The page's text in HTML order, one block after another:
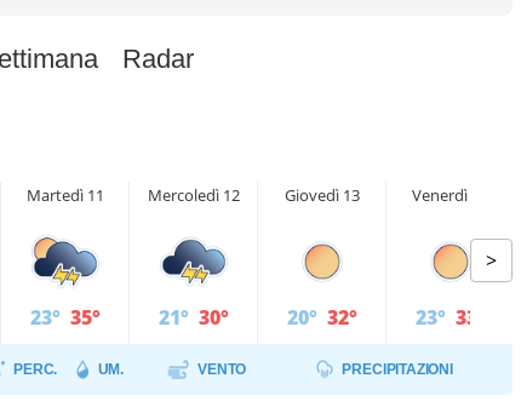
Radar
Martedì 11
23° 35°
Mercoledì 12
21° 30°
Giovedì 13
20° 32°
Venerdì 14
23° 33°
>
PERC. UM. VENTO PRECIPITAZIONI